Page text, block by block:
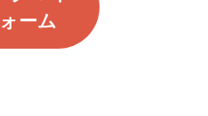
ーム